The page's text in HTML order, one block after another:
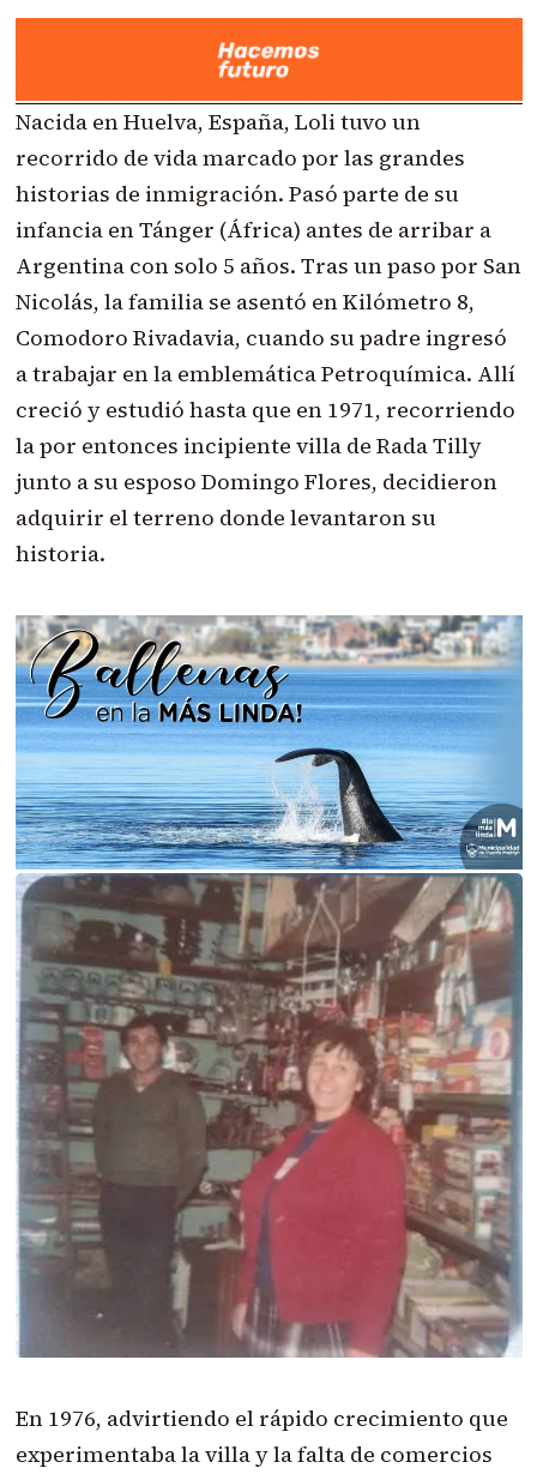
Nacida en Huelva, España, Loli tuvo un
recorrido de vida marcado por las grandes
historias de inmigración. Pasó parte de su
infancia en Tánger (África) antes de arribar a
Argentina con solo 5 años. Tras un paso por San
Nicolás, la familia se asentó en Kilómetro 8,
Comodoro Rivadavia, cuando su padre ingresó
a trabajar en la emblemática Petroquímica. Allí
creció y estudió hasta que en 1971, recorriendo
la por entonces incipiente villa de Rada Tilly
junto a su esposo Domingo Flores, decidieron
adquirir el terreno donde levantaron su
historia.
En 1976, advirtiendo el rápido crecimiento que
experimentaba la villa y la falta de comercios